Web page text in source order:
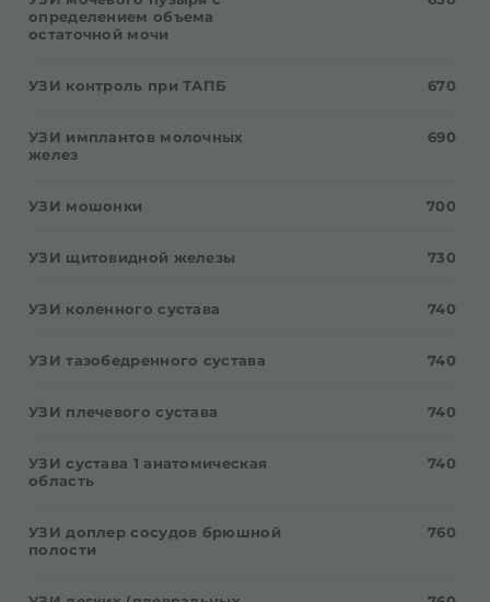
определением объема
остаточной мочи
УЗИ контроль при ТАПБ 670
УЗИ имплантов молочных
желез
690
УЗИ мошонки 700
УЗИ щитовидной железы 730
УЗИ коленного сустава 740
УЗИ тазобедренного сустава 740
УЗИ плечевого сустава 740
УЗИ сустава 1 анатомическая
область
740
УЗИ доплер сосудов брюшной
полости
760